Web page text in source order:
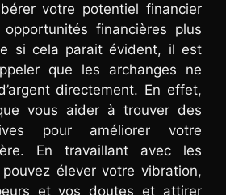
votre potentiel financier
financières plus
si cela parait évident, il est
que les archanges ne
directement. En effet,
vous aider à trouver des
pour améliorer votre
En travaillant avec les
élever votre vibration,
et vos doutes et attirer